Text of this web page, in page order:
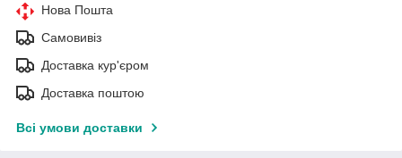
Нова Пошта
Самовивіз
Доставка кур'єром
Доставка поштою
Всі умови доставки